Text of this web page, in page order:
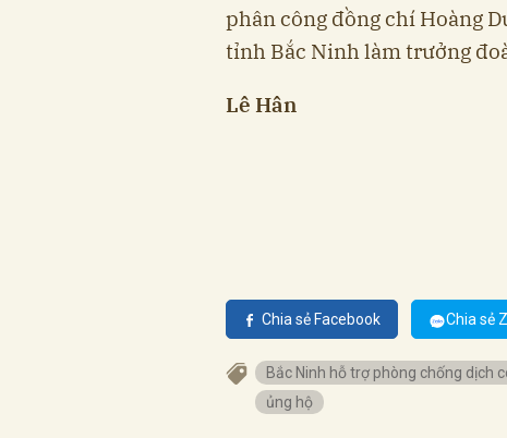
phân công đồng chí Hoàng
tỉnh Bắc Ninh làm trưởng
Lê Hân
Chia sẻ Facebook Chia sẻ
Bắc Ninh hỗ trợ phòng chống dịch
ủng hộ